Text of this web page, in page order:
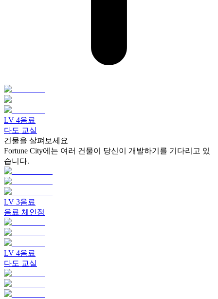
LV 4음료
다도 교실
건물을 살펴보세요
Fortune City에는 여러 건물이 당신이 개발하기를 기다리고 있
습니다.
LV 3음료
음료 체인점
LV 4음료
다도 교실